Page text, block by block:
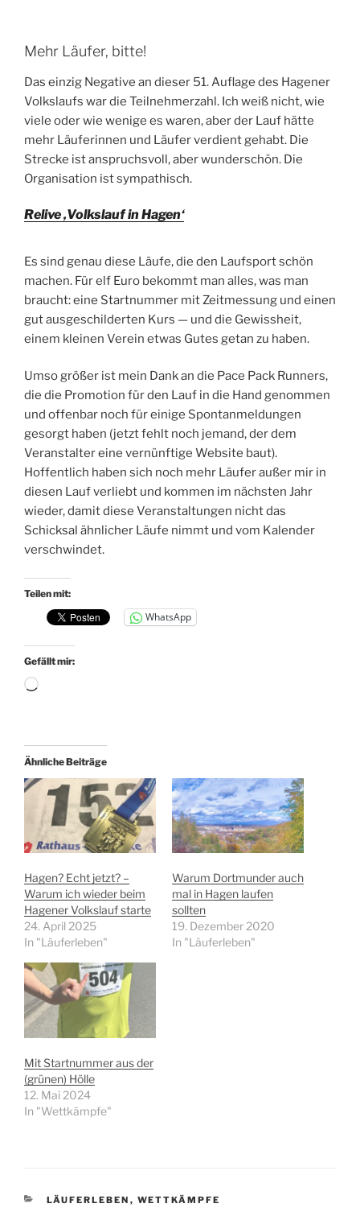
Mehr Läufer, bitte!
Das einzig Negative an dieser 51. Auflage des Hagener
Volkslaufs war die Teilnehmerzahl. Ich weiß nicht, wie
viele oder wie wenige es waren, aber der Lauf hätte
mehr Läuferinnen und Läufer verdient gehabt. Die
Strecke ist anspruchsvoll, aber wunderschön. Die
Organisation ist sympathisch.
Relive ‚Volkslauf in Hagen‘
Es sind genau diese Läufe, die den Laufsport schön
machen. Für elf Euro bekommt man alles, was man
braucht: eine Startnummer mit Zeitmessung und einen
gut ausgeschilderten Kurs — und die Gewissheit,
einem kleinen Verein etwas Gutes getan zu haben.
Umso größer ist mein Dank an die Pace Pack Runners,
die die Promotion für den Lauf in die Hand genommen
und offenbar noch für einige Spontanmeldungen
gesorgt haben (jetzt fehlt noch jemand, der dem
Veranstalter eine vernünftige Website baut).
Hoffentlich haben sich noch mehr Läufer außer mir in
diesen Lauf verliebt und kommen im nächsten Jahr
wieder, damit diese Veranstaltungen nicht das
Schicksal ähnlicher Läufe nimmt und vom Kalender
verschwindet.
Teilen mit:
WhatsApp
Gefällt mir:
Wird
Ähnliche Beiträge
Hagen? Echt jetzt? –
Warum ich wieder beim
Hagener Volkslauf starte
24. April 2025
In "Läuferleben"
Warum Dortmunder auch
mal in Hagen laufen
sollten
19. Dezember 2020
In "Läuferleben"
Mit Startnummer aus der
(grünen) Hölle
12. Mai 2024
In "Wettkämpfe"
KATEGORIEN
LÄUFERLEBEN , WETTKÄMPFE